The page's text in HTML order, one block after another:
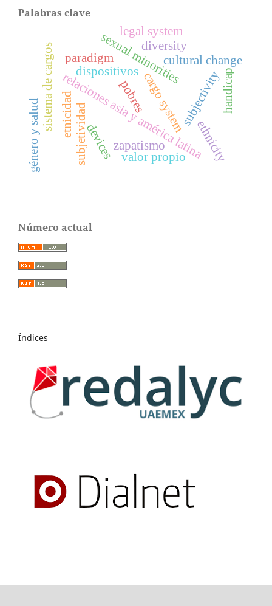
Palabras clave
relaciones asia y américa latina
cargo system
dispositivos
pobres subjectivity
subjetividad
sexual minoritiescultural change
devices ethnicity
sistema de cargosetnicidad
legal system
zapatismo
paradigm
género y salud valor propio
handicap
diversity
Número actual
Índices